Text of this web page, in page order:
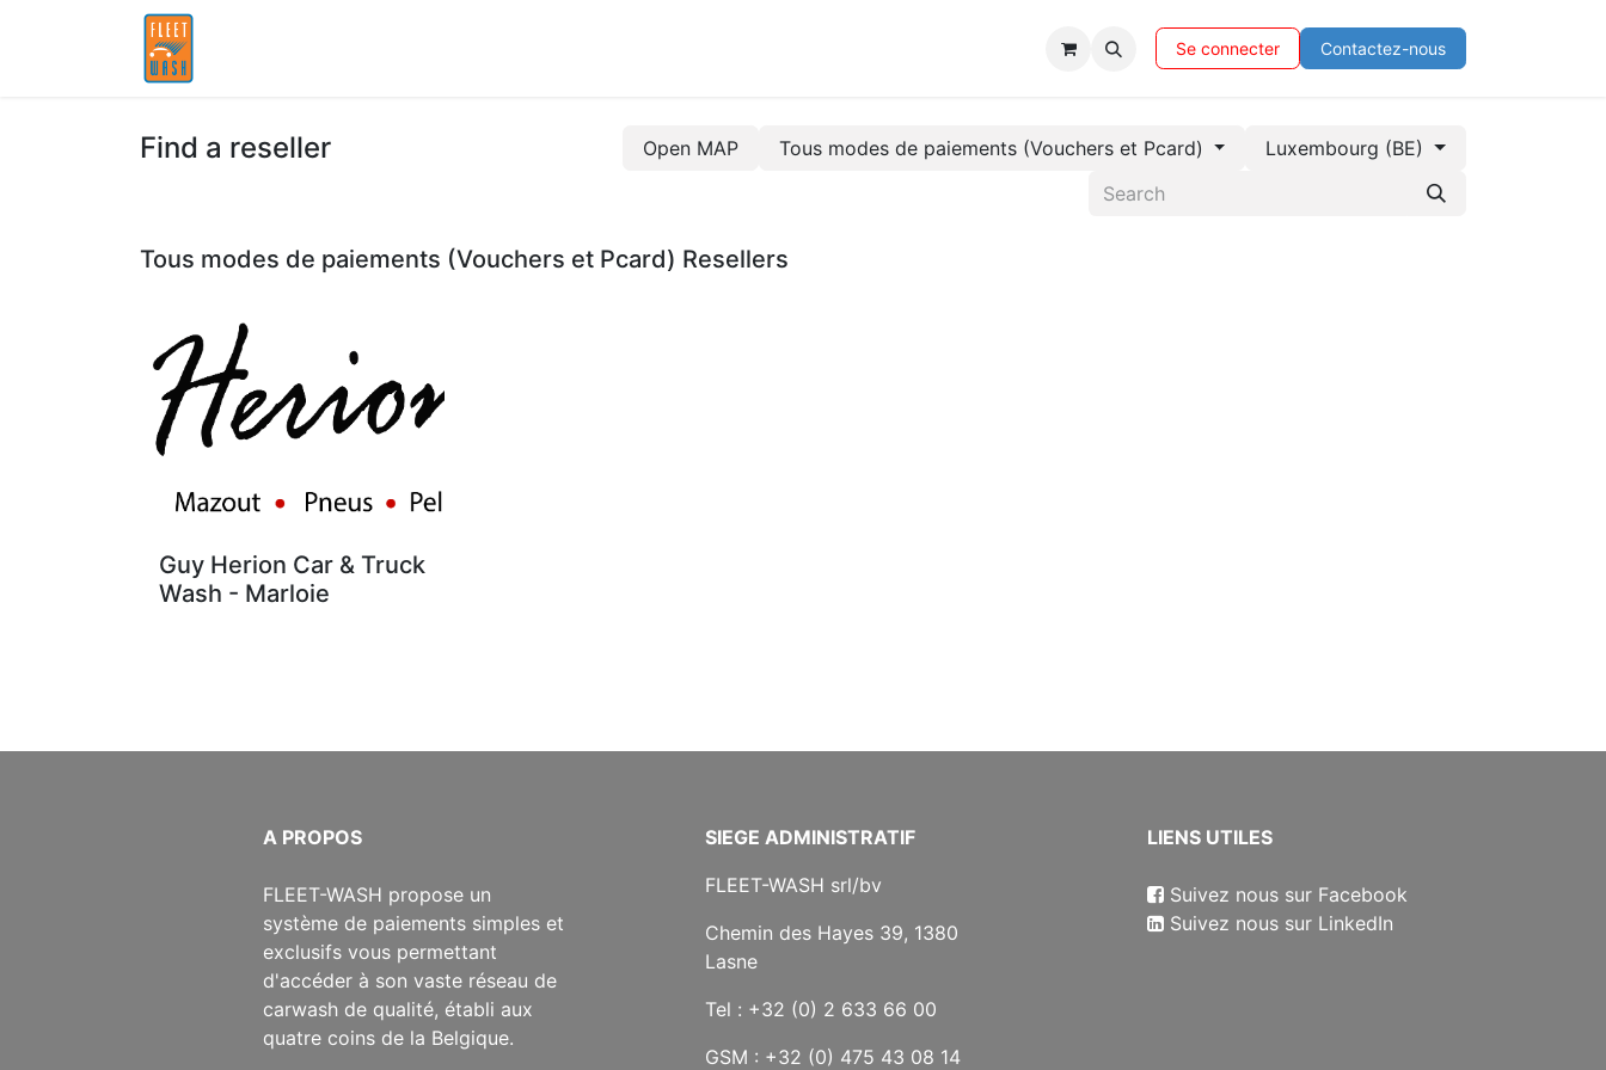
Se connecter Contactez-nous
Find a reseller Open MAP Tous modes de paiements (Vouchers et Pcard) Luxembourg (BE)
Tous modes de paiements (Vouchers et Pcard) Resellers
Guy Herion Car & Truck
Wash - Marloie
​LIENS UTILES
Suivez nous sur Facebook
Suivez nous sur LinkedIn
​A PROPOS
​FLEET-WASH propose un
système de paiements simples et
exclusifs vous permettant
d'accéder à son vaste réseau de
carwash de qualité, établi aux
quatre coins de la Belgique.
SIEGE ADMINISTRATIF
FLEET-WASH srl/bv
Chemin des Hayes 39, 1380
Lasne
Tel : +32 (0) 2 633 66 00
GSM : +32 (0) 475 43 08 14